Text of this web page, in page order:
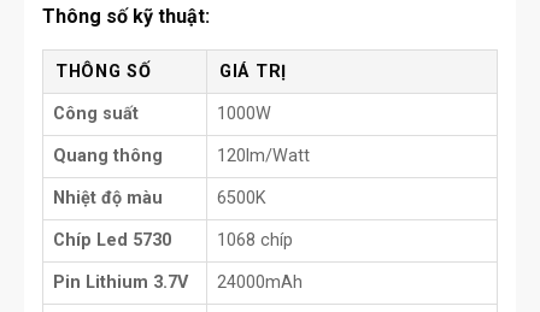
Thông số kỹ thuật:
THÔNG SỐ GIÁ TRỊ
Công suất 1000W
Quang thông 120lm/Watt
Nhiệt độ màu 6500K
Chíp Led 5730 1068 chíp
Pin Lithium 3.7V 24000mAh